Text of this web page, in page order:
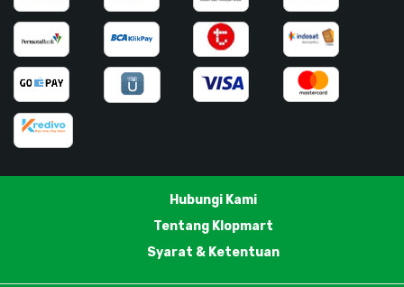
Hubungi Kami
Tentang Klopmart
Syarat & Ketentuan